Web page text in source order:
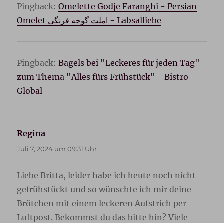
Pingback:Omelette Godje Faranghi - Persian
Omelet املت گوجه فرنگی - Labsalliebe
Pingback:Bagels bei "Leckeres für jeden Tag"
zum Thema "Alles fürs Frühstück" - Bistro
Global
Regina
Juli 7, 2024 um 09:31 Uhr
Liebe Britta, leider habe ich heute noch nicht
gefrühstückt und so wünschte ich mir deine
Brötchen mit einem leckeren Aufstrich per
Luftpost. Bekommst du das bitte hin? Viele